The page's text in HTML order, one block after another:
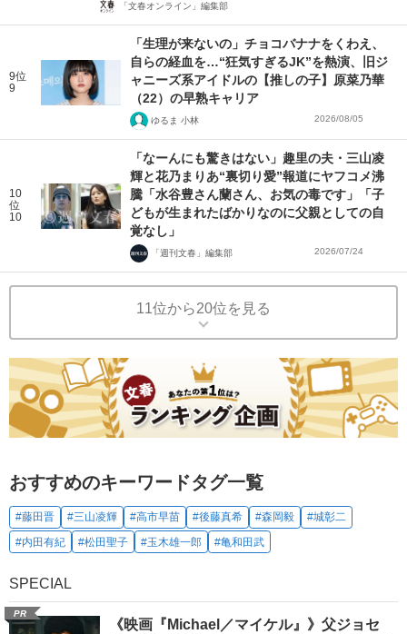
「文春オンライン」編集部
9位
9
「生理が来ないの」チョコバナナをくわえ、
自らの経血を…“狂気すぎるJK”を熱演、旧ジ
ャニーズ系アイドルの【推しの子】原菜乃華
（22）の早熟キャリア
ゆるま 小林 2026/08/05
10
位
10
「なーんにも驚きはない」趣里の夫・三山凌
輝と花乃まりあ“裏切り愛”報道にヤフコメ沸
騰「水谷豊さん蘭さん、お気の毒です」「子
どもが生まれたばかりなのに父親としての自
覚なし」
「週刊文春」編集部 2026/07/24
11位から20位を見る
おすすめのキーワードタグ一覧
#藤田晋 #三山凌輝 #高市早苗 #後藤真希 #森岡毅
#城彰二
#内田有紀
#松田聖子 #玉木雄一郎 #亀和田武
SPECIAL
PR
《映画『Michael／マイケル』》父ジョセ